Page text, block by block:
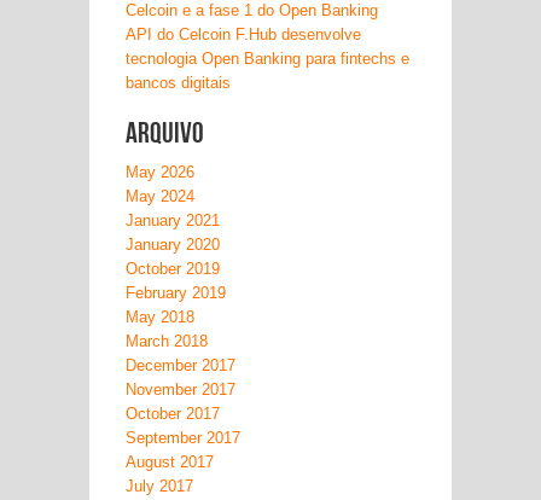
Celcoin e a fase 1 do Open Banking
API do Celcoin F.Hub desenvolve
tecnologia Open Banking para fintechs e
bancos digitais
Arquivo
May 2026
May 2024
January 2021
January 2020
October 2019
February 2019
May 2018
March 2018
December 2017
November 2017
October 2017
September 2017
August 2017
July 2017